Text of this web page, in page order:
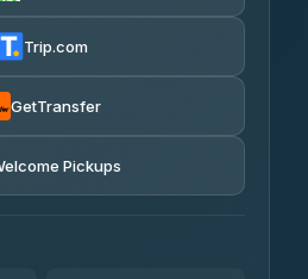
฿695-฿1,265
Travel
Trip.com
GetTransfer
Pickups